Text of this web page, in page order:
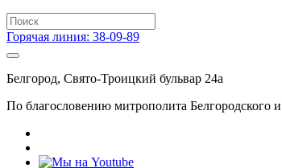
Горячая линия: 38-09-89
Белгород, Свято-Троицкий бульвар 24а
По благословению митрополита Белгородского